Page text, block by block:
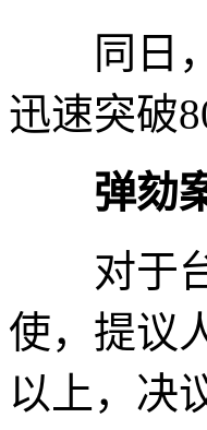
同日，“
迅速突破
弹劾
对于台
使，提议
以上，决